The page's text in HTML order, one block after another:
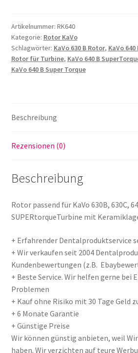
630C,
640B,
640C
SUPERtorque
+2
Germany
Artikelnummer: RK640
Kategorie: Rotor KaVo
Schlagwörter: KaVo 630 B Rotor, KaVo
Rotor für Turbine, KaVo 640 B
KaVo 640 B Super Torque
Beschreibung
Rezensionen (0)
Beschreibung
Rotor passend für KaVo 630B, 630C,
SUPERtorqueTurbine mit
+ Erfahrender Dentalproduktservice
+ Wir verkaufen seit 2004
Kundenbewertungen (z.B.
+ Beste Service. Wir helfen gerne bei
Problemen
+ Kauf ohne Risiko mit 30 Tage Geld
+ 6 Monate Garantie
+ Günstige Preise
Wir können günstig anbieten, weil
haben. Wir verzichten auf teure